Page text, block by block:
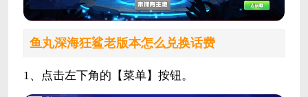
鱼丸深海狂鲨老版本怎么兑换话费
1、点击左下角的【菜单】按钮。